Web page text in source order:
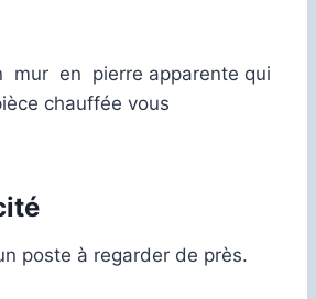
mur en pierre apparente qui
chauffée vous
poste à regarder de près.